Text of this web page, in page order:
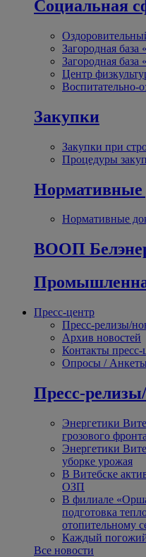
Социальная
Загородная база
Загородная
Центр
Воспитательно-
Закупки
Закупки при
Процедуры
Нормативные
Нормативные
ВООП
Пресс-центр
Пресс-релизы/
Архив новостей
Контакты пресс-
Опросы / Анкеты
Пресс-
Энергетики
грозового фронта
Энергетики
уборке урожая
В Витебске
ОЗП
В филиале
подготовка
отопительному
Каждый погожий
Все новости